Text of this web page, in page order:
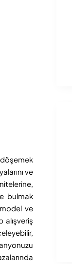
ve
bulmak
ve
alışveriş